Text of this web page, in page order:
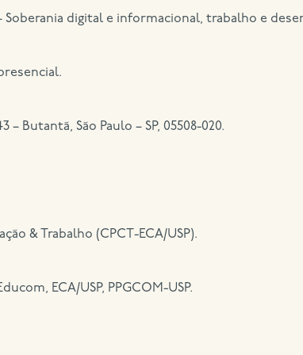
Soberania digital e informacional, trabalho e
Butantã, São Paulo – SP, 05508-020.
& Trabalho (CPCT-ECA/USP).
ECA/USP, PPGCOM-USP.